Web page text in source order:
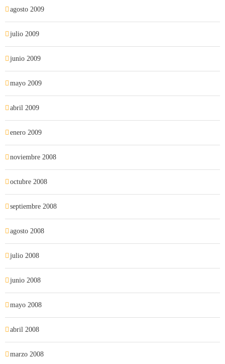
agosto 2009
julio 2009
junio 2009
mayo 2009
abril 2009
enero 2009
noviembre 2008
octubre 2008
septiembre 2008
agosto 2008
julio 2008
junio 2008
mayo 2008
abril 2008
marzo 2008